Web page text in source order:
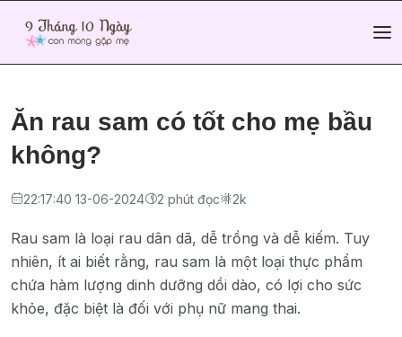
Ăn rau sam có tốt cho mẹ bầu
không?
22:17:40 13-06-2024 2 phút đọc 2k
Rau sam là loại rau dân dã, dễ trồng và dễ kiếm. Tuy
nhiên, ít ai biết rằng, rau sam là một loại thực phẩm
chứa hàm lượng dinh dưỡng dồi dào, có lợi cho sức
khỏe, đặc biệt là đối với phụ nữ mang thai.